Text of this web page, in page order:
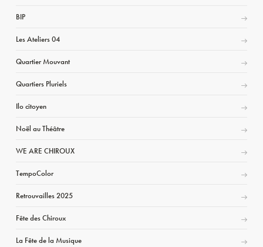
BIP
Les Ateliers 04
Quartier Mouvant
Quartiers Pluriels
Ilo citoyen
Noël au Théâtre
WE ARE CHIROUX
TempoColor
Retrouvailles 2025
Fête des Chiroux
La Fête de la Musique